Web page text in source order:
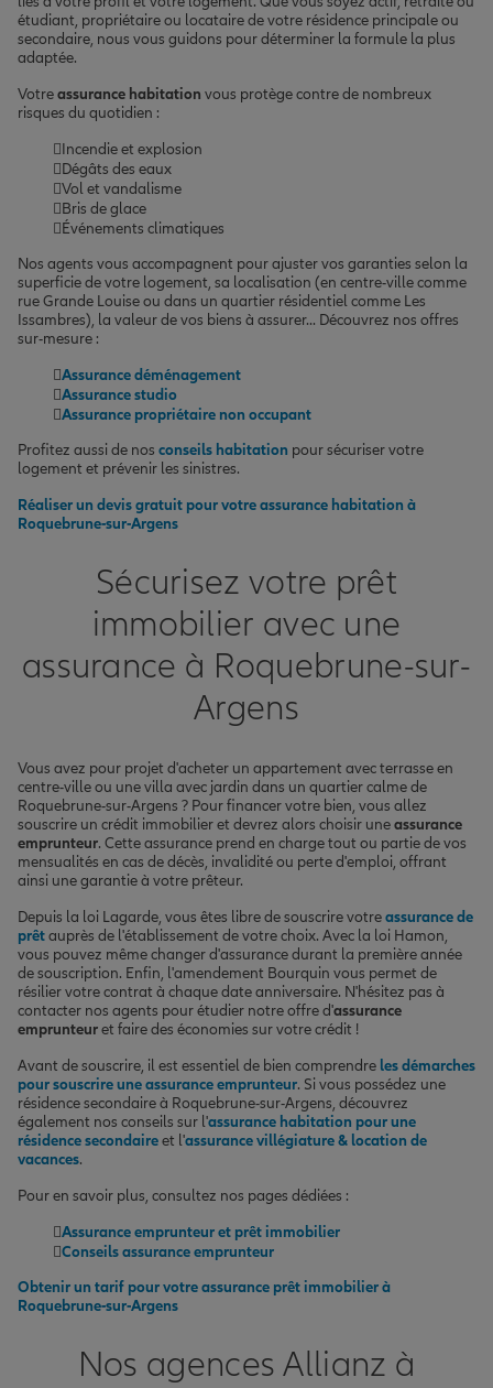
étudiant, propriétaire ou locataire de votre résidence principale ou
secondaire, nous vous guidons pour déterminer la formule la plus
adaptée.
Votreassurance habitation vous protège contre de nombreux
risques du quotidien :
Incendie et explosion
Dégâts des eaux
Vol et vandalisme
Bris de glace
Événements climatiques
Nos agents vous accompagnent pour ajuster vos garanties selon la
superficie de votre logement, sa localisation (en centre-ville comme
rue Grande Louise ou dans un quartier résidentiel comme Les
Issambres), la valeur de vos biens à assurer... Découvrez nos offres
sur-mesure :
Assurance déménagement
Assurance studio
Assurance propriétaire non occupant
Profitez aussi de nos conseils habitation pour sécuriser votre
logement et prévenir les sinistres.
Réaliser un devis gratuit pour votre assurance habitation à
Roquebrune-sur-Argens
Sécurisez votre prêt
immobilier avec une
assurance à Roquebrune-sur-
Argens
Vous avez pour projet d'acheter un appartement avec terrasse en
centre-ville ou une villa avec jardin dans un quartier calme de
Roquebrune-sur-Argens ? Pour financer votre bien, vous allez
souscrire un crédit immobilier et devrez alors choisir uneassurance
emprunteur. Cette assurance prend en charge tout ou partie de vos
mensualités en cas de décès, invalidité ou perte d'emploi, offrant
ainsi une garantie à votre prêteur.
Depuis la loi Lagarde, vous êtes libre de souscrire votreassurance de
prêtauprès de l'établissement de votre choix. Avec la loi Hamon,
vous pouvez même changer d'assurance durant la première année
de souscription. Enfin, l'amendement Bourquin vous permet de
résilier votre contrat à chaque date anniversaire. N'hésitez pas à
contacter nos agents pour étudier notre offre d'assurance
emprunteuret faire des économies sur votre crédit !
Avant de souscrire, il est essentiel de bien comprendre les démarches
pour souscrire une assurance emprunteur. Si vous possédez une
résidence secondaire à Roquebrune-sur-Argens, découvrez
également nos conseils sur l'assurance habitation pour une
résidence secondaireet l'assurance villégiature & location de
vacances.
Pour en savoir plus, consultez nos pages dédiées :
Assurance emprunteur et prêt immobilier
Conseils assurance emprunteur
Obtenir un tarif pour votre assurance prêt immobilier à
Roquebrune-sur-Argens
Nos agences Allianz à